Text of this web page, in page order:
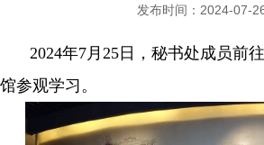
发布时间：2024-07-
2024年7月25日，秘书处成员前
馆参观学习。